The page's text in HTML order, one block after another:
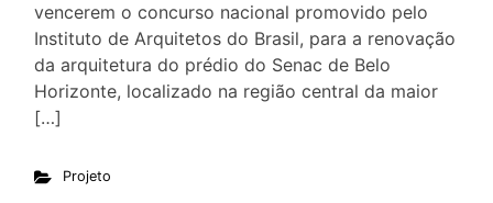
vencerem o concurso nacional promovido pelo
Instituto de Arquitetos do Brasil, para a renovação
da arquitetura do prédio do Senac de Belo
Horizonte, localizado na região central da maior
[…]
Projeto